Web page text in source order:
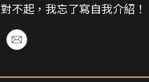
對不起，我忘了寫自我介紹！